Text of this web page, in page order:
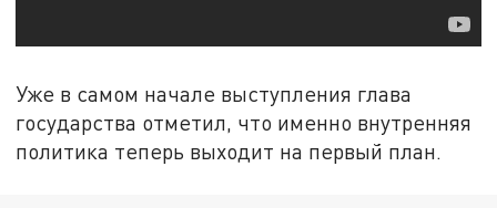
Уже в самом начале выступления глава
государства отметил, что именно внутренняя
политика теперь выходит на первый план.